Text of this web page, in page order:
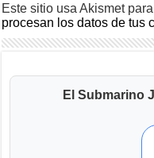
Este sitio usa Akismet
procesan los datos de tus
El Submarino